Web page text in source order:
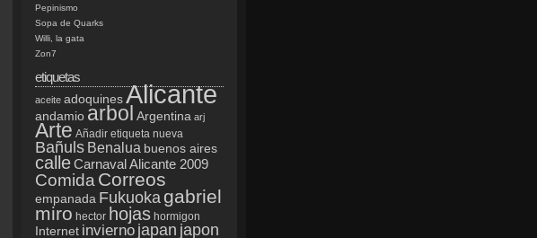
Pepinismo
Sopa de Quarks
Willi, la gata
Zon7
etiquetas
aceite adoquines Alicante
andamio arbol Argentina arj
Arte Añadir etiqueta nueva
Bañuls Benalua buenos aires
calleCarnaval Alicante 2009
Comida Correos
empanada Fukuoka gabriel
miro hector hojas hormigon
Internet invierno japan japon